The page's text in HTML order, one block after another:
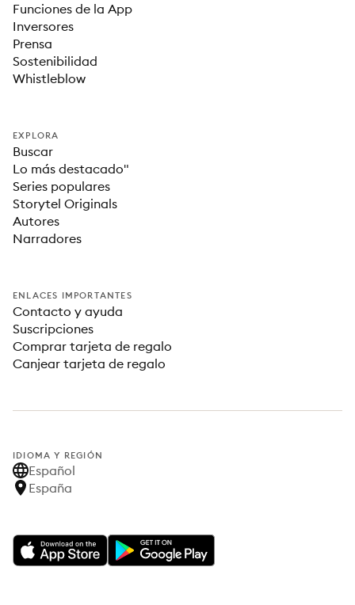
Funciones de la App
Inversores
Prensa
Sostenibilidad
Whistleblow
EXPLORA
Buscar
Lo más destacado"
Series populares
Storytel Originals
Autores
Narradores
ENLACES IMPORTANTES
Contacto y ayuda
Suscripciones
Comprar tarjeta de regalo
Canjear tarjeta de regalo
IDIOMA Y REGIÓN
Español
España